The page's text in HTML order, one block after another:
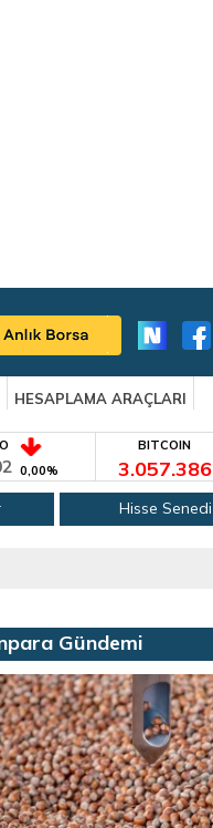
HESAPLAMA ARAÇLARI
0,00%
BITCOIN
3.057.386
Hisse Senedi
Gündemi